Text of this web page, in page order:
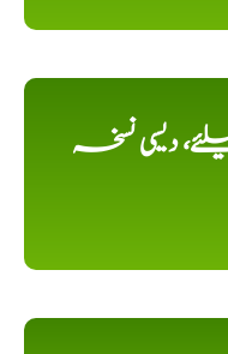
دیسی نسخہ